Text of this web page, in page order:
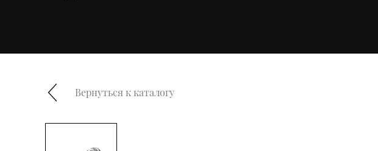
Вернуться к каталогу